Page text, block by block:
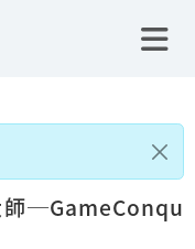
師─GameConqu